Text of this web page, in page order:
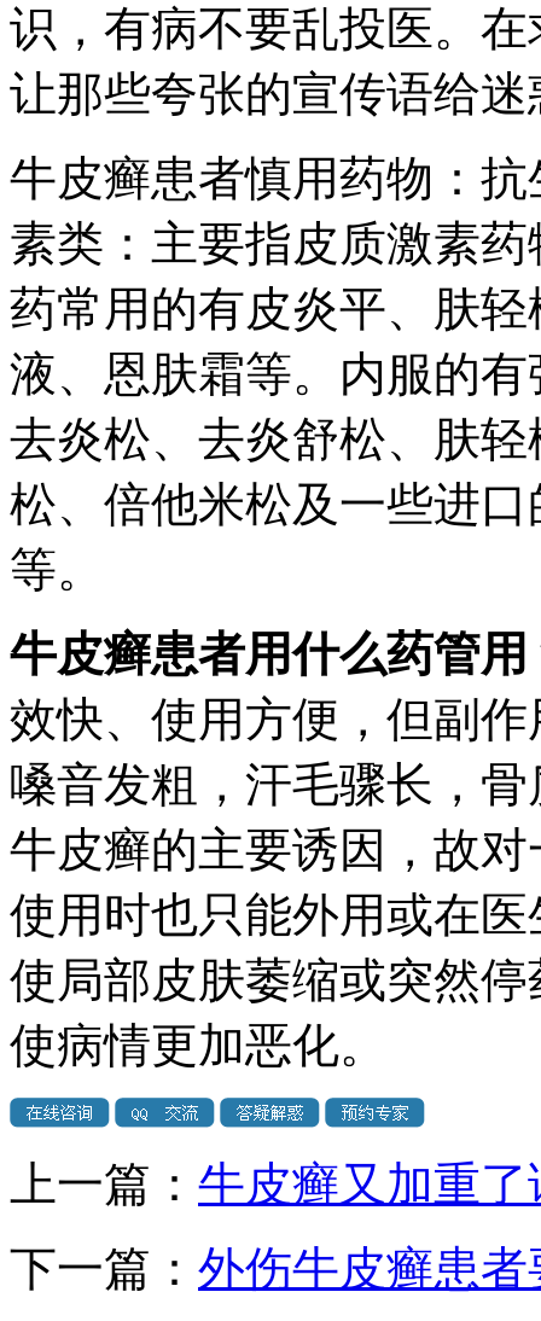
识，有病不要乱投医。
让那些夸张的宣传语给迷
牛皮癣患者慎用药物：
素类：主要指皮质激素
药常用的有皮炎平、肤
液、恩肤霜等。内服的
去炎松、去炎舒松、肤
松、倍他米松及一些进
等。
牛皮癣患者用什么药管用
效快、使用方便，但副
嗓音发粗，汗毛骤长，
牛皮癣的主要诱因，故
使用时也只能外用或在
使局部皮肤萎缩或突然
使病情更加恶化。
上一篇： 牛皮癣又加重
下一篇： 外伤牛皮癣患